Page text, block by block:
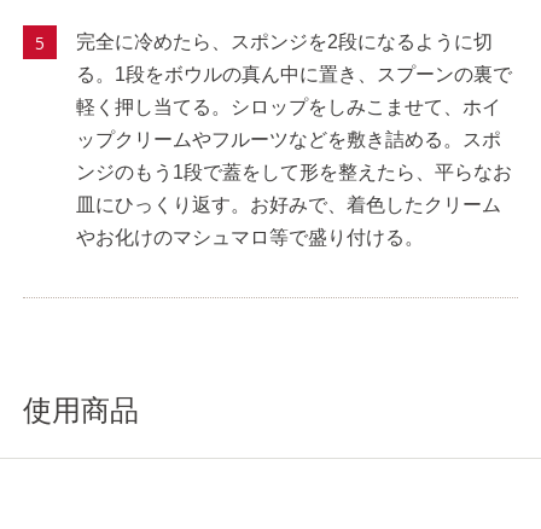
完全に冷めたら、スポンジを2段になるように切
る。1段をボウルの真ん中に置き、スプーンの裏で
軽く押し当てる。シロップをしみこませて、ホイ
ップクリームやフルーツなどを敷き詰める。スポ
ンジのもう1段で蓋をして形を整えたら、平らなお
皿にひっくり返す。お好みで、着色したクリーム
やお化けのマシュマロ等で盛り付ける。
使用商品